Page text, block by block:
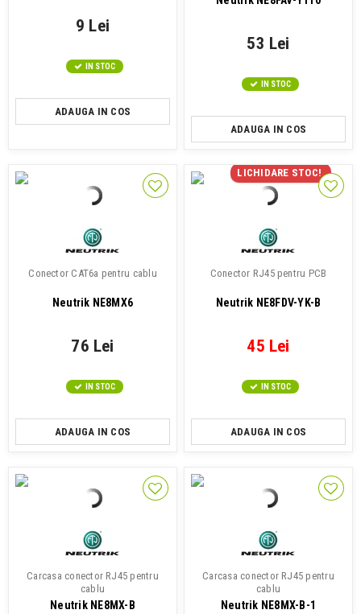
9 Lei
IN STOC
ADAUGA IN COS
53 Lei
IN STOC
ADAUGA IN COS
Conector CAT6a pentru cablu
Neutrik NE8MX6
76 Lei
IN STOC
ADAUGA IN COS
LICHIDARE STOC!
Conector RJ45 pentru PCB
Neutrik NE8FDV-YK-B
45 Lei
IN STOC
ADAUGA IN COS
Carcasa conector RJ45 pentru
cablu
Neutrik NE8MX-B
Carcasa conector RJ45 pentru
cablu
Neutrik NE8MX-B-1